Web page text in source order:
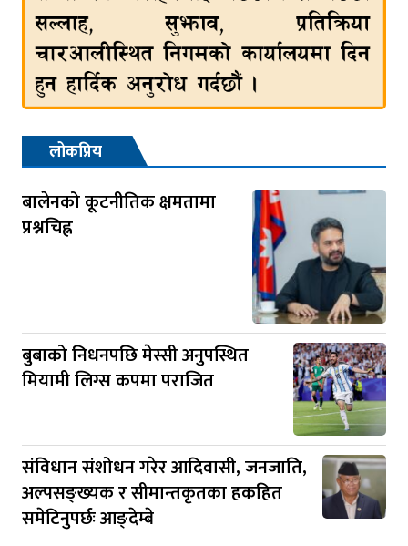
लोकप्रिय
बालेनको कूटनीतिक क्षमतामा
प्रश्नचिह्न
बुबाको निधनपछि मेस्सी अनुपस्थित
मियामी लिग्स कपमा पराजित
संविधान संशोधन गरेर आदिवासी, जनजाति,
अल्पसङ्ख्यक र सीमान्तकृतका हकहित
समेटिनुपर्छः आङ्देम्बे